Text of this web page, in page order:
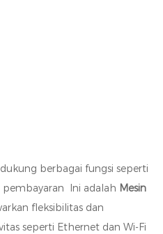
berbagai fungsi seperti
pembayaran Ini adalah Mesin
fleksibilitas dan
seperti Ethernet dan Wi-Fi